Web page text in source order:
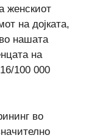
женскиот
на дојката,
нашата
на
100 000
во